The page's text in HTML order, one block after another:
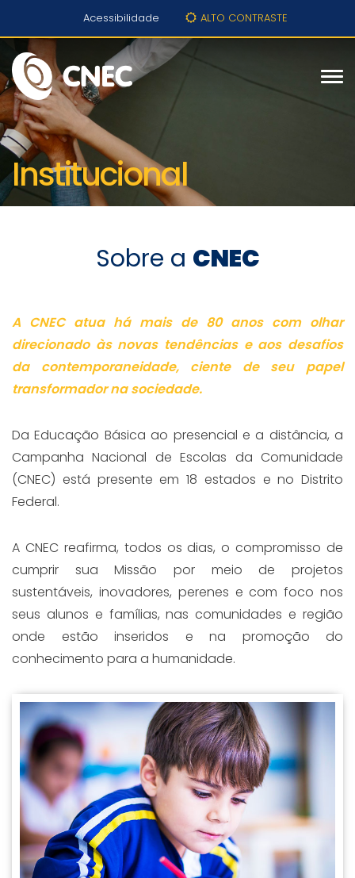
Acessibilidade ALTO CONTRASTE
Institucional
Sobre a CNEC
A CNEC atua há mais de 80 anos com olhar
direcionado às novas tendências e aos desafios
da contemporaneidade, ciente de seu papel
transformador na sociedade.
Da Educação Básica ao presencial e a distância, a
Campanha Nacional de Escolas da Comunidade
(CNEC) está presente em 18 estados e no Distrito
Federal.
A CNEC reafirma, todos os dias, o compromisso de
cumprir sua Missão por meio de projetos
sustentáveis, inovadores, perenes e com foco nos
seus alunos e famílias, nas comunidades e região
onde estão inseridos e na promoção do
conhecimento para a humanidade.